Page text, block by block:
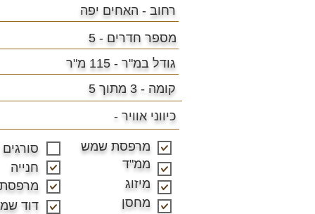
רחוב - האחים יפה
מספר חדרים - 5
גודל במ"ר -
קומה - 3 מתוך 5
כיווני אוויר -
סורגים
חנייה
מרפסת
דוד
מרפסת שמש
ממ"ד
מיזוג
מחסן